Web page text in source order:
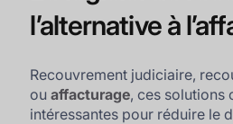
l’alternative à
Recouvrement judiciaire,
ouaffacturage, ces solutions
intéressantes pour réduire le